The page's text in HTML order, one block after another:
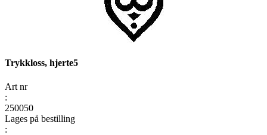
Trykkloss, hjerte5
Art nr
:
250050
Lages på bestilling
: